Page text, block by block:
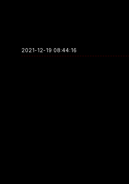
2021-12-19 08:44:16